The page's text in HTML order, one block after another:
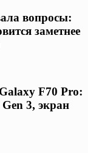
вопросы:
заметнее
F70 Pro:
3, экран